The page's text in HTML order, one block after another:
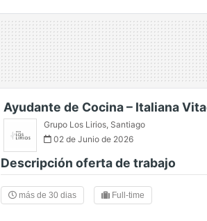
Ayudante de Cocina – Italiana
Grupo Los Lirios, Santiago
02 de Junio de 2026
Descripción oferta de trabajo
más de 30 dias Full-time